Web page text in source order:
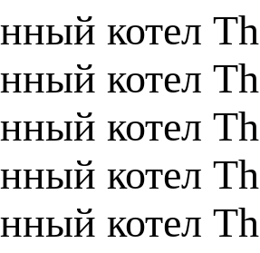
котел
котел
котел
котел
котел